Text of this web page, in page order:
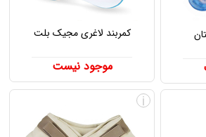
کمربند لاغری مجیک بلت
موجود نیست
i